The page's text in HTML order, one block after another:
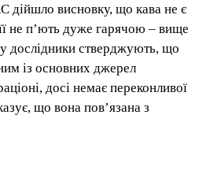
дійшло висновку, що кава не є
не п’ють дуже гарячою – вище
дослідники стверджують, що
із основних джерел
досі немає переконливої
що вона пов’язана з